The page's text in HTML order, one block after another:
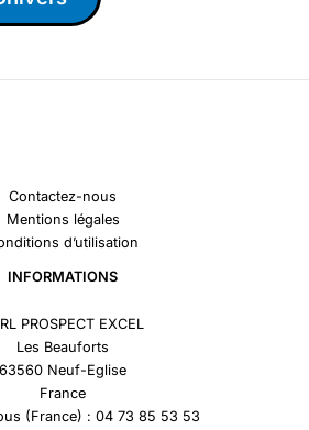
Contactez-nous
Mentions légales
d’utilisation
INFORMATIONS
PROSPECT EXCEL
Les Beauforts
63560 Neuf-Eglise
France
(France) : 04 73 85 53 53